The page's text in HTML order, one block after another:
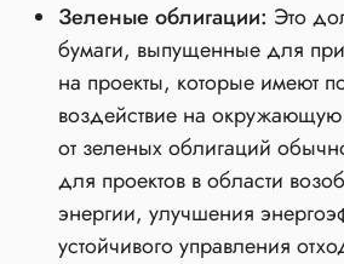
Зеленые облигации: Это
бумаги, выпущенные для
на проекты, которые имеют
воздействие на
от зеленых облигаций
для проектов в области
энергии, улучшения
устойчивого управления